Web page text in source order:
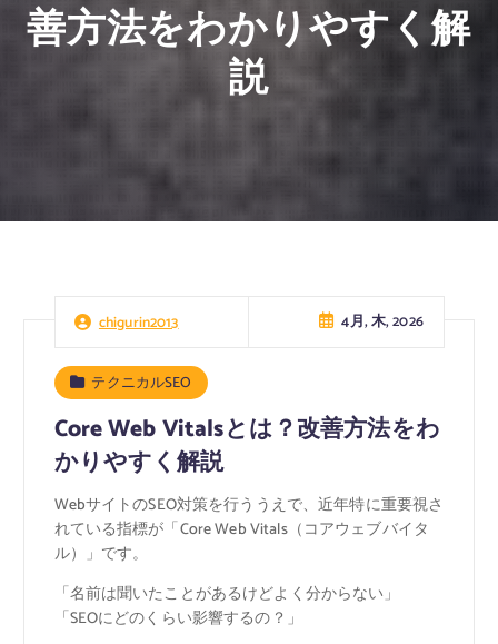
善方法をわかりやすく解
説
chigurin2013 4月, 木, 2026
テクニカルSEO
Core Web Vitalsとは？改善方法をわ
かりやすく解説
WebサイトのSEO対策を行ううえで、近年特に重要視さ
れている指標が「Core Web Vitals（コアウェブバイタ
ル）」です。
「名前は聞いたことがあるけどよく分からない」
「SEOにどのくらい影響するの？」